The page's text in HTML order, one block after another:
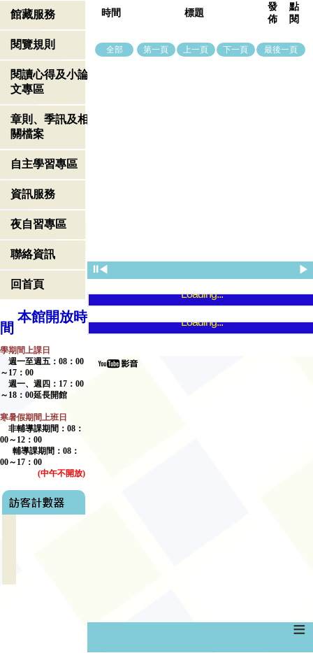
館藏服務
閱覽規則
閱讀心得及小論
文專區
章則、季訊及相
關檔案
自主學習專區
資訊服務
夜自習專區
聯絡資訊
回首頁
本館開放時
間
學期間上課日
週一至週五： 08 ： 00
～ 17 ： 00
週一、週四： 17 ： 00
～ 18 ： 00延長開館
寒暑假期間上班日
非輔導課期間： 08 ：
00～ 12 ： 00
輔導課期間： 08 ：
00～17：00
(中午不開放)
時間 標題
發
佈
點
閱
全部 第一頁 上一頁 下一頁 最後一頁
⏸◀ ▶
Loading...
Loading...